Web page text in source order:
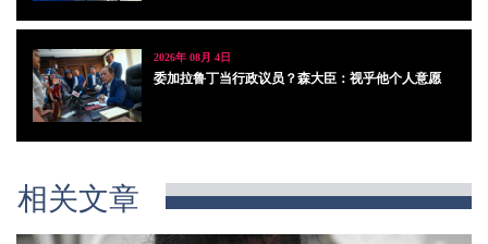
2026年 08月 4日
委加拉鲁丁当行政议员？森大臣：视乎他个人意愿
相关文章